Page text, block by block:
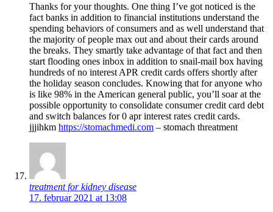
Thanks for your thoughts. One thing I’ve got noticed is the
fact banks in addition to financial institutions understand the
spending behaviors of consumers and as well understand that
the majority of people max out and about their cards around
the breaks. They smartly take advantage of that fact and then
start flooding ones inbox in addition to snail-mail box having
hundreds of no interest APR credit cards offers shortly after
the holiday season concludes. Knowing that for anyone who
is like 98% in the American general public, you’ll soar at the
possible opportunity to consolidate consumer credit card debt
and switch balances for 0 apr interest rates credit cards.
jjjihkm https://stomachmedi.com – stomach threatment
treatment for kidney disease
17. februar 2021 at 13:08